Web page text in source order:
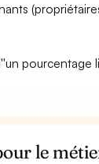
pourcentage
le